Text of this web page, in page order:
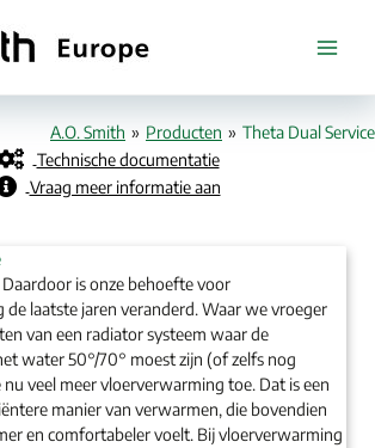
A.O. Smith » Producten » Theta Dual Service
Technische documentatie
Vraag meer informatie aan
is onze behoefte voor
laatste jaren veranderd. Waar we vroeger
van een radiator systeem waar de
water 50°/70° moest zijn (of zelfs nog
veel meer vloerverwarming toe. Dat is een
manier van verwarmen, die bovendien
en comfortabeler voelt. Bij vloerverwarming